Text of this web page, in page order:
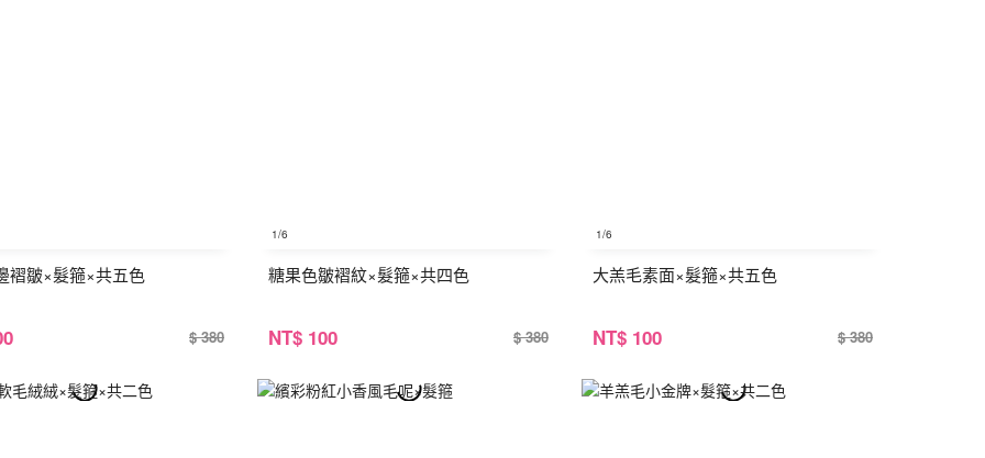
褶皺×髮箍×共五色
$ 380
1/6
糖果色皺褶紋×髮箍×共四色
NT$ 100 $ 380
1/6
大羔毛素面×髮箍×共五色
NT$ 100 $ 380